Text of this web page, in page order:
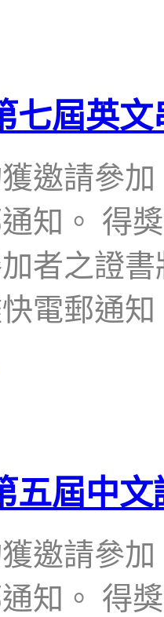
七屆英
邀請參
知。 得
者之證
電郵通知
五屆中
邀請參
知。 得